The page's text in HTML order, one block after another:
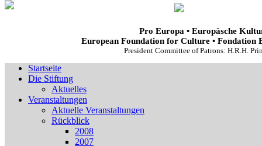
Pro Europa • Europäsche
European Foundation for Culture • Fondation
President Committee of Patrons: H.R.H.
Startseite
Die Stiftung
Aktuelles
Veranstaltungen
Aktuelle Veranstaltungen
Rückblick
2008
2007